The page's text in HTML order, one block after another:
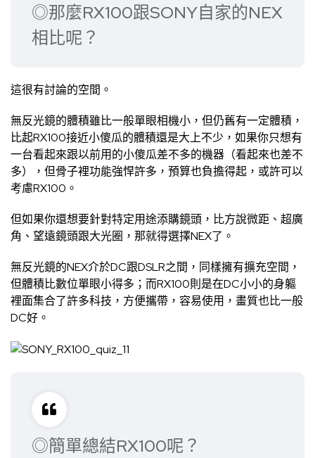
◎那麼RX100跟SONY自家的NEX
相比呢？
這很有討論的空間。
無反光鏡的體積雖比一般單眼相機小，但仍舊有一定體積，
比起RX100接近小傻瓜的體積還是大上不少，如果你只想有
一台看起來跟以前用的小傻瓜差不多的機器（看起來也差不
多），但骨子裡功能強悍許多，預算也負擔得起，或許可以
考慮RX100。
但如果你還想要針對特定用途添購鏡頭，比方說微距、超廣
角、望遠鏡頭跟大光圈，那就得選擇NEX了。
無反光鏡的NEX介於DC跟DSLR之間，同樣擁有擴充空間，
但體積比數位單眼小得多；而RX100則是在DC小小的身軀
裡面集合了許多科技，方便攜帶，容易使用，畫質也比一般
DC好。
◎簡單總結RX100呢？